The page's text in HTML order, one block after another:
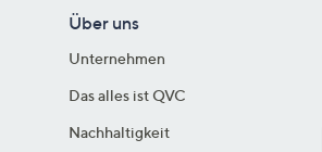
Über uns
Unternehmen
Das alles ist QVC
Nachhaltigkeit